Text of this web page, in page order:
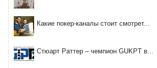
Какие покер-каналы стоит смотрет...
Стюарт Раттер – чемпион GUKPT в...